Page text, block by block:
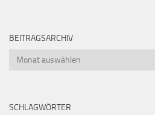
BEITRAGSARCHIV
Beitragsarchiv
SCHLAGWÖRTER